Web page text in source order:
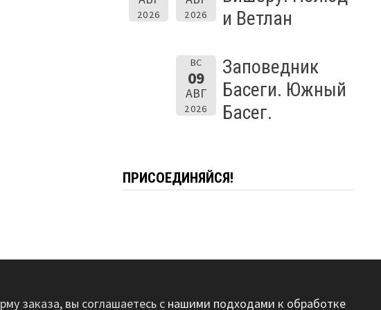
2026 2026
и Ветлан
ВС
09
АВГ
2026
Заповедник
Басеги. Южный
Басег.
ПРИСОЕДИНЯЙСЯ!
заказа, вы соглашаетесь с нашими подходами к обработке